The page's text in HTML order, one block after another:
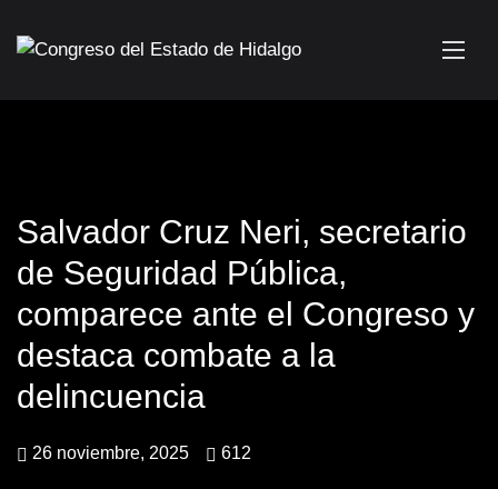
Salvador Cruz Neri, secretario
de Seguridad Pública,
comparece ante el Congreso y
destaca combate a la
delincuencia
26 noviembre, 2025 612